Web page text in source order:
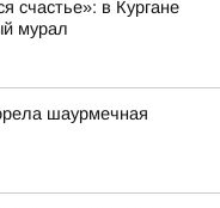
счастье»: в Кургане
мурал
шаурмечная